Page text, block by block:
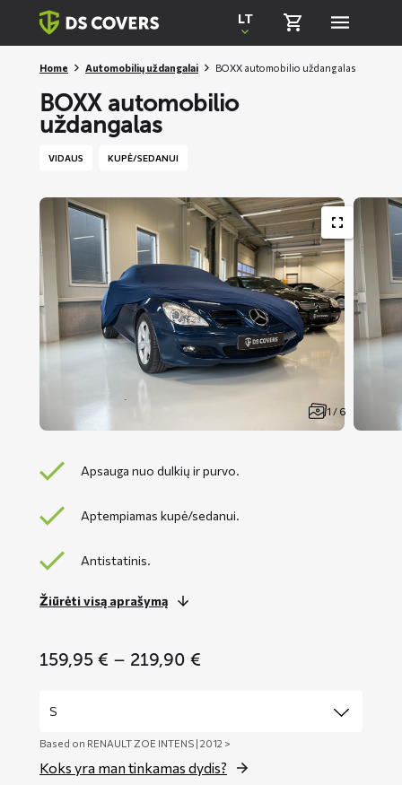
Skiplinks
LT
Home Automobilių uždangalai BOXX automobilio uždangalas
BOXX automobilio
uždangalas
VIDAUS KUPĖ/SEDANUI
1 / 6
Apsauga nuo dulkių ir purvo.
Aptempiamas kupė/sedanui.
Antistatinis.
Žiūrėti visą aprašymą
159,95 € – 219,90 €
Based on RENAULT ZOE INTENS | 2012 >
Koks yra man tinkamas dydis?